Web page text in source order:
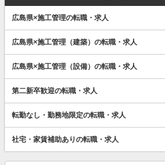
広島県×施工管理の転職・求人
広島県×施工管理（建築）の転職・求人
広島県×施工管理（設備）の転職・求人
第二新卒歓迎の転職・求人
転勤なし・勤務地限定の転職・求人
社宅・家賃補助ありの転職・求人